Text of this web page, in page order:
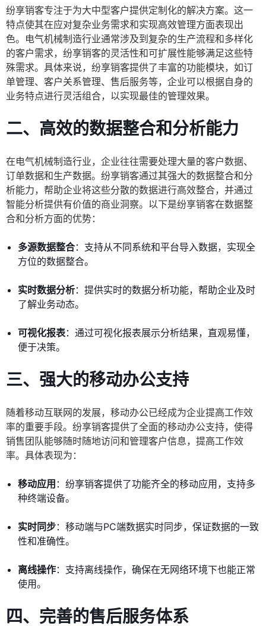
纷享销客专注于为大中型客户提供定制化的解决方案。这一
特点使其在应对复杂业务需求和实现高效管理方面表现出
色。电气机械制造行业通常涉及到复杂的生产流程和多样化
的客户需求，纷享销客的灵活性和可扩展性能够满足这些特
殊需求。具体来说，纷享销客提供了丰富的功能模块，如订
单管理、客户关系管理、售后服务等，企业可以根据自身的
业务特点进行灵活组合，以实现最佳的管理效果。
二、高效的数据整合和分析能力
在电气机械制造行业，企业往往需要处理大量的客户数据、
订单数据和生产数据。纷享销客通过其强大的数据整合和分
析能力，帮助企业将这些分散的数据进行高效整合，并通过
智能分析提供有价值的商业洞察。以下是纷享销客在数据整
合和分析方面的优势：
多源数据整合：支持从不同系统和平台导入数据，实现全
方位的数据整合。
实时数据分析：提供实时的数据分析功能，帮助企业及时
了解业务动态。
可视化报表：通过可视化报表展示分析结果，直观易懂，
便于决策。
三、强大的移动办公支持
随着移动互联网的发展，移动办公已经成为企业提高工作效
率的重要手段。纷享销客提供了全面的移动办公支持，使得
销售团队能够随时随地访问和管理客户信息，提高工作效
率。具体表现为：
移动应用 ：纷享销客提供了功能齐全的移动应用，支持多
种终端设备。
实时同步：移动端与PC端数据实时同步，保证数据的一致
性和准确性。
离线操作：支持离线操作，确保在无网络环境下也能正常
使用。
四、完善的售后服务体系